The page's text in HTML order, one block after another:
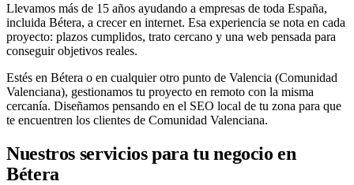
Llevamos más de 15 años ayudando a empresas de toda España,
incluida Bétera, a crecer en internet. Esa experiencia se nota en cada
proyecto: plazos cumplidos, trato cercano y una web pensada para
conseguir objetivos reales.
Estés en Bétera o en cualquier otro punto de Valencia (Comunidad
Valenciana), gestionamos tu proyecto en remoto con la misma
cercanía. Diseñamos pensando en el SEO local de tu zona para que
te encuentren los clientes de Comunidad Valenciana.
Nuestros servicios para tu negocio en
Bétera